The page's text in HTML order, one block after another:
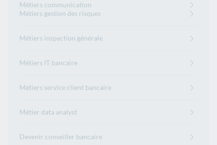
Métiers communication
Métiers gestion des risques
Métiers inspection générale
Métiers IT bancaire
Métiers service client bancaire
Métier data analyst
Devenir conseiller bancaire